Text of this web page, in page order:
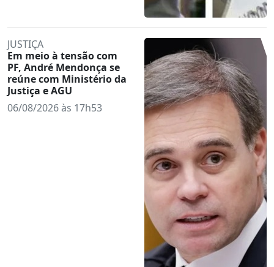
JUSTIÇA
Em meio à tensão com
PF, André Mendonça se
reúne com Ministério da
Justiça e AGU
06/08/2026 às 17h53